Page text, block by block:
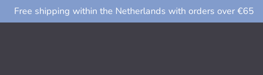
Free shipping within the Netherlands with orders over €65